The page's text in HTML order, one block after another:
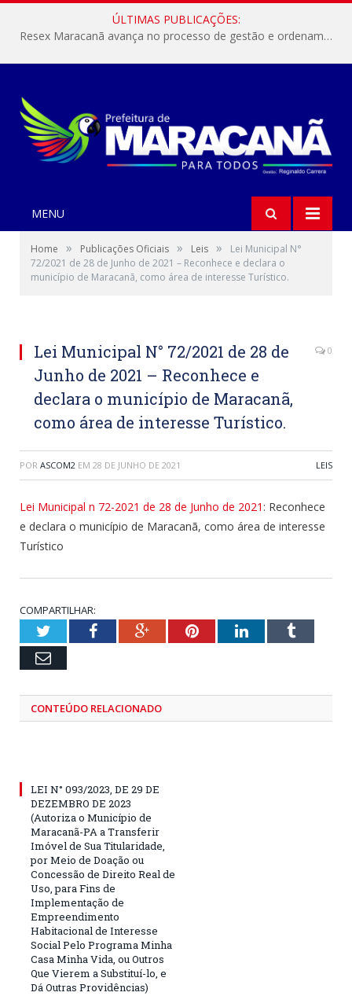
ÚLTIMAS PUBLICAÇÕES:
Resex Maracanã avança no processo de gestão e ordenamento do turismo em nossas áreas protegidas.
MENU
Home » Publicações Oficiais » Leis »
Lei Municipal N°
72/2021 de 28 de Junho de 2021 – Reconhece e declara o
município de Maracanã, como área de interesse Turístico.
Lei Municipal N° 72/2021 de 28 de
Junho de 2021 – Reconhece e
declara o município de Maracanã,
como área de interesse Turístico.
0
POR ASCOM2 EM 28 DE JUNHO DE 2021 LEIS
Lei Municipal n 72-2021 de 28 de Junho de 2021 : Reconhece
e declara o município de Maracanã, como área de interesse
Turístico
COMPARTILHAR:
TwitterFacebookGoogle+PinterestLinkedInTumblr
Email
CONTEÚDO RELACIONADO
LEI N° 093/2023, DE 29 DE
DEZEMBRO DE 2023
(Autoriza o Município de
Maracanã-PA a Transferir
Imóvel de Sua Titularidade,
por Meio de Doação ou
Concessão de Direito Real de
Uso, para Fins de
Implementação de
Empreendimento
Habitacional de Interesse
Social Pelo Programa Minha
Casa Minha Vida, ou Outros
Que Vierem a Substituí-lo, e
Dá Outras Providências)